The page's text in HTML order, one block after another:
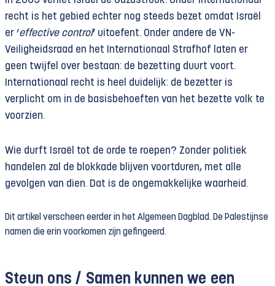
recht is het gebied echter nog steeds bezet omdat Israël
er ‘effective control’ uitoefent. Onder andere de VN-
Veiligheidsraad en het Internationaal Strafhof laten er
geen twijfel over bestaan: de bezetting duurt voort.
Internationaal recht is heel duidelijk: de bezetter is
verplicht om in de basisbehoeften van het bezette volk te
voorzien.
Wie durft Israël tot de orde te roepen? Zonder politiek
handelen zal de blokkade blijven voortduren, met alle
gevolgen van dien. Dat is de ongemakkelijke waarheid.
Dit artikel verscheen eerder in het Algemeen Dagblad. De Palestijnse
namen die erin voorkomen zijn gefingeerd.
Steun ons / Samen kunnen we een